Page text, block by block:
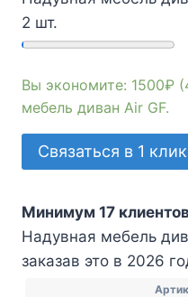
2 шт.
Вы экономите: 1500₽
мебель диван Air GF.
Количество
товара
мебель
диван
Air
Связаться в 1 клик
Минимум 17
Надувная мебель
заказав это в 2026